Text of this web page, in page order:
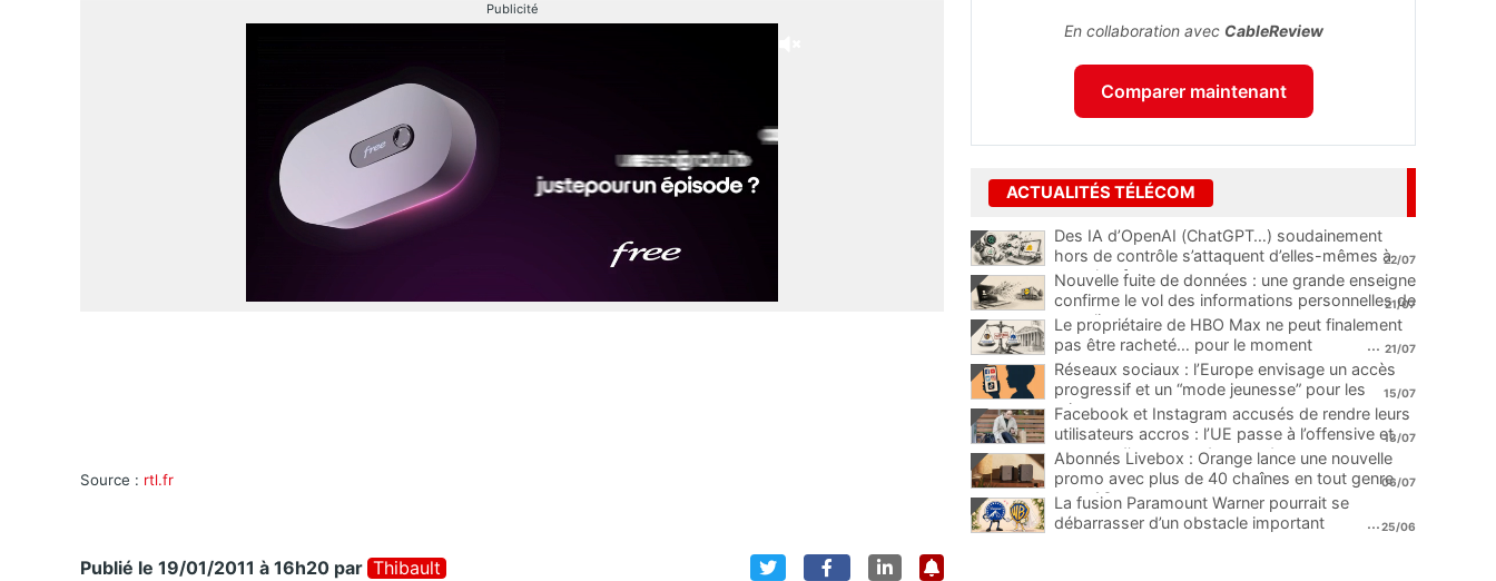
Publicité
Source : rtl.fr
Publié le 19/01/2011 à 16h20 par Thibault
En collaboration avec CableReview
Comparer maintenant
ACTUALITÉS TÉLÉCOM
Des IA d’OpenAI (ChatGPT…) soudainement
hors de contrôle s’attaquent d’elles-mêmes à
une plateforme
...
22/07
Nouvelle fuite de données : une grande enseigne
confirme le vol des informations personnelles de
ses clients
...
21/07
Le propriétaire de HBO Max ne peut finalement
pas être racheté… pour le moment
... 21/07
Réseaux sociaux : l’Europe envisage un accès
progressif et un “mode jeunesse” pour les
mineurs
...
15/07
Facebook et Instagram accusés de rendre leurs
utilisateurs accros : l’UE passe à l’offensive et
menace d’une amende record
...
13/07
Abonnés Livebox : Orange lance une nouvelle
promo avec plus de 40 chaînes en tout genre
pour 1€
06/07
La fusion Paramount Warner pourrait se
débarrasser d’un obstacle important
...25/06